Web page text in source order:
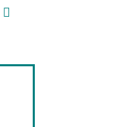
goodreads